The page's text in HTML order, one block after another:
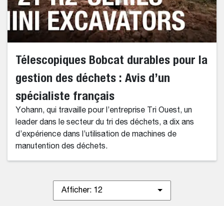
Télescopiques Bobcat durables pour la
gestion des déchets : Avis d’un
spécialiste français
Yohann, qui travaille pour l’entreprise Tri Ouest, un
leader dans le secteur du tri des déchets, a dix ans
d’expérience dans l’utilisation de machines de
manutention des déchets.
Afficher: 12